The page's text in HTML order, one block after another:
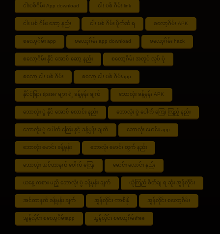
ငါးပစ်ဂိမ်း App download ငါး ပစ် ဂိမ်း link
ငါး ပစ် ဂိမ်း ဆော့ နည်း ငါး ပစ် ဂိမ်း ပိုက်ဆံ ရ စလော့ဂိမ်း APK
စလော့ဂိမ်း app စလော့ဂိမ်း app download စလော့ဂိမ်း hack
စလော့ဂိမ်း နိုင် အောင် ဆော့ နည်း စလော့ဂိမ်း အလုပ် လုပ် ပုံ
စလော့ ငါး ပစ် ဂိမ်း စလော့ ငါး ပစ် ဂိမ်းapp
နိုင်ငံခြား tipster များ ရဲ့ ခန့်မှန်း ချက် ဘောလုံး ခန့်မှန်း APK
ဘောလုံး ပွဲ နိုင် အောင် လောင်း နည်း ဘောလုံး ပွဲ ပေါက် ကြေး ကြည့် နည်း
ဘောလုံး ပွဲ ပေါက် ကြေး နှင့် ခန့်မှန်း ချက် ဘောလုံး မောင်း app
ဘောလုံး မောင်း ခန့်မှန်း ဘောလုံး မောင်း တွက် နည်း
ဘောလုံး အင်တာနက် ပေါက် ကြေး မောင်း လောင်း နည်း
ယနေ့ ကစား မည့် ဘောလုံး ပွဲ ခန့်မှန်း ချက် ယုံကြည် စိတ်ချ ရ ဆုံး အွန်လိုင်း
အင်တာနက် ခန့်မှန်း ချက် အွန်လိုင်း ကာစီနို အွန်လိုင်း စလော့ဂိမ်း
အွန်လိုင်း စလော့ဂိမ်းapp အွန်လိုင်း စလော့ဂိမ်းfree